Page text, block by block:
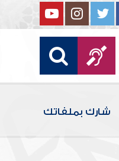
شارك بملفاتك